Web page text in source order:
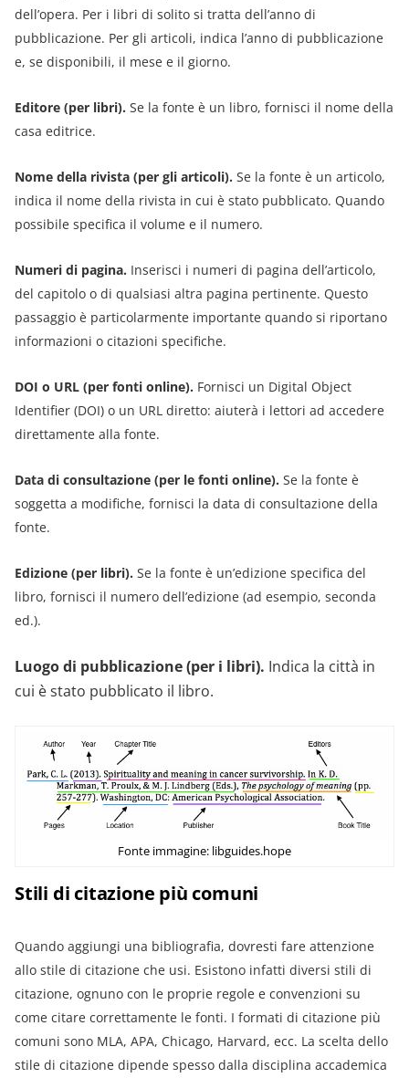
dell’opera. Per i libri di solito si tratta dell’anno di
pubblicazione. Per gli articoli, indica l’anno di pubblicazione
e, se disponibili, il mese e il giorno.
Editore (per libri). Se la fonte è un libro, fornisci il nome della
casa editrice.
Nome della rivista (per gli articoli). Se la fonte è un articolo,
indica il nome della rivista in cui è stato pubblicato. Quando
possibile specifica il volume e il numero.
Numeri di pagina. Inserisci i numeri di pagina dell’articolo,
del capitolo o di qualsiasi altra pagina pertinente. Questo
passaggio è particolarmente importante quando si riportano
informazioni o citazioni specifiche.
DOI o URL (per fonti online). Fornisci un Digital Object
Identifier (DOI) o un URL diretto: aiuterà i lettori ad accedere
direttamente alla fonte.
Data di consultazione (per le fonti online). Se la fonte è
soggetta a modifiche, fornisci la data di consultazione della
fonte.
Edizione (per libri). Se la fonte è un’edizione specifica del
libro, fornisci il numero dell’edizione (ad esempio, seconda
ed.).
Luogo di pubblicazione (per i libri). Indica la città in
cui è stato pubblicato il libro.
Fonte immagine: libguides.hope
Stili di citazione più comuni
Quando aggiungi una bibliografia, dovresti fare attenzione
allo stile di citazione che usi. Esistono infatti diversi stili di
citazione, ognuno con le proprie regole e convenzioni su
come citare correttamente le fonti. I formati di citazione più
comuni sono MLA, APA, Chicago, Harvard, ecc. La scelta dello
stile di citazione dipende spesso dalla disciplina accademica